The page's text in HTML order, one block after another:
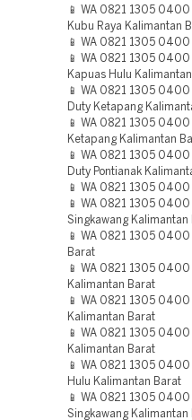
📱 WA 0821 1305
Kubu Raya Kalimantan
📱 WA 0821 1305 0400
📱 WA 0821 1305 0400
Kapuas Hulu
📱 WA 0821 1305
Duty Ketapang
📱 WA 0821 1305 0400
Ketapang Kalimantan
📱 WA 0821 1305
Duty Pontianak
📱 WA 0821 1305
📱 WA 0821 1305 0400
Singkawang Kalimantan
📱 WA 0821 1305 0400
Barat
📱 WA 0821 1305
Kalimantan Barat
📱 WA 0821 1305
Kalimantan Barat
📱 WA 0821 1305 0400
Kalimantan Barat
📱 WA 0821 1305 0400
Hulu Kalimantan Barat
📱 WA 0821 1305 0400
Singkawang Kalimantan